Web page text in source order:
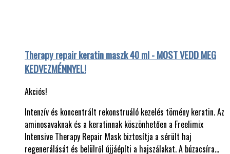
Therapy repair keratin maszk 40 ml - MOST VEDD MEG
KEDVEZMÉNNYEL!
Akciós!
Intenzív és koncentrált rekonstruáló kezelés tömény keratin. Az
aminosavaknak és a keratinnak köszönhetően a Freelimix
Intensive Therapy Repair Mask biztosítja a sérült haj
regenerálását és belülről újjáépíti a hajszálakat. A búzacsíra…